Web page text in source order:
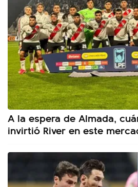
A la espera de Almada,
invirtió River en este